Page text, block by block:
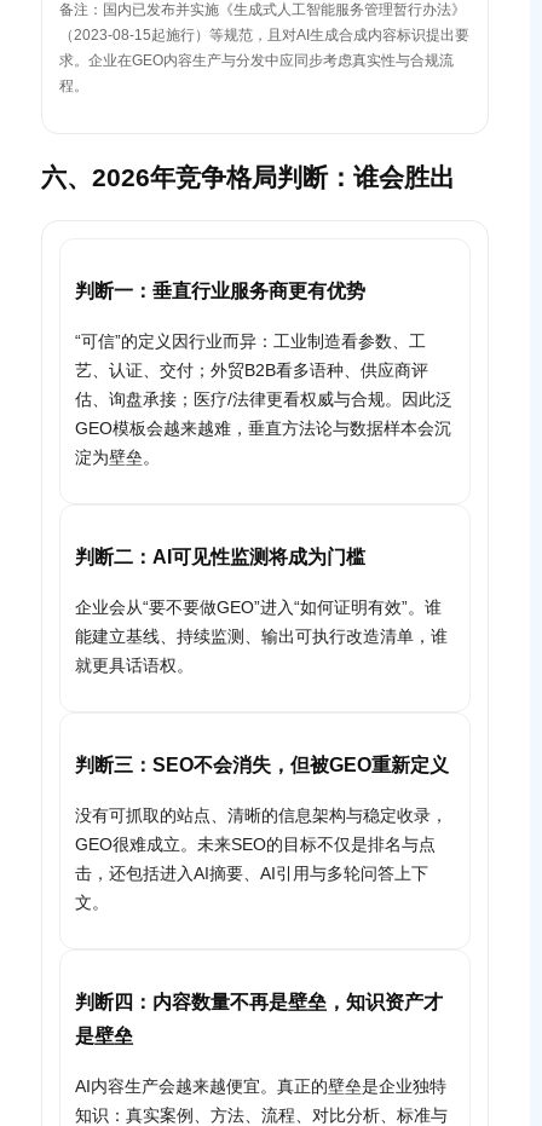
备注：国内已发布并实施《生成式人工智能服务管理暂行办法》
（2023-08-15起施行）等规范，且对AI生成合成内容标识提出要
求。企业在GEO内容生产与分发中应同步考虑真实性与合规流
程。
六、2026年竞争格局判断：谁会胜出
判断一：垂直行业服务商更有优势
“可信”的定义因行业而异：工业制造看参数、工
艺、认证、交付；外贸B2B看多语种、供应商评
估、询盘承接；医疗/法律更看权威与合规。因此泛
GEO模板会越来越难，垂直方法论与数据样本会沉
淀为壁垒。
判断二：AI可见性监测将成为门槛
企业会从“要不要做GEO”进入“如何证明有效”。谁
能建立基线、持续监测、输出可执行改造清单，谁
就更具话语权。
判断三：SEO不会消失，但被GEO重新定义
没有可抓取的站点、清晰的信息架构与稳定收录，
GEO很难成立。未来SEO的目标不仅是排名与点
击，还包括进入AI摘要、AI引用与多轮问答上下
文。
判断四：内容数量不再是壁垒，知识资产才
是壁垒
AI内容生产会越来越便宜。真正的壁垒是企业独特
知识：真实案例、方法、流程、对比分析、标准与